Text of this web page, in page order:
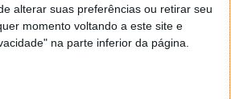
alterar suas preferências ou retirar seu
momento voltando a este site e
na parte inferior da página.